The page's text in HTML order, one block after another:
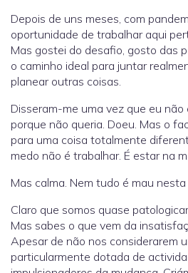
Depois de uns meses, com
oportunidade de trabalhar aqui
Mas gostei do desafio, gosto das
o caminho ideal para juntar
planear outras coisas.
Disseram-me uma vez que eu
porque não queria. Doeu. Mas o
para uma coisa totalmente
medo não é trabalhar. É estar na
Mas calma. Nem tudo é mau
Claro que somos quase
Mas sabes o que vem da
Apesar de não nos considerarem
particularmente dotada de